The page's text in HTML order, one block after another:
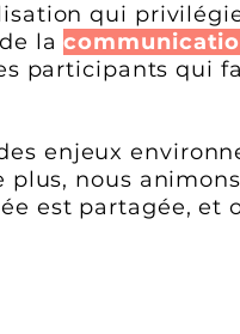
qui
la
participants qui
enjeux
nous
est partagée, et